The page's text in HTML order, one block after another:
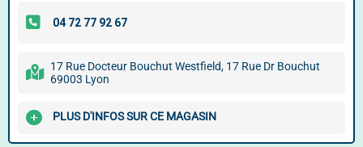
17 Rue Docteur Bouchut Westfield, 17 Rue Dr Bouchut
69003 Lyon
PLUS D'INFOS SUR CE MAGASIN